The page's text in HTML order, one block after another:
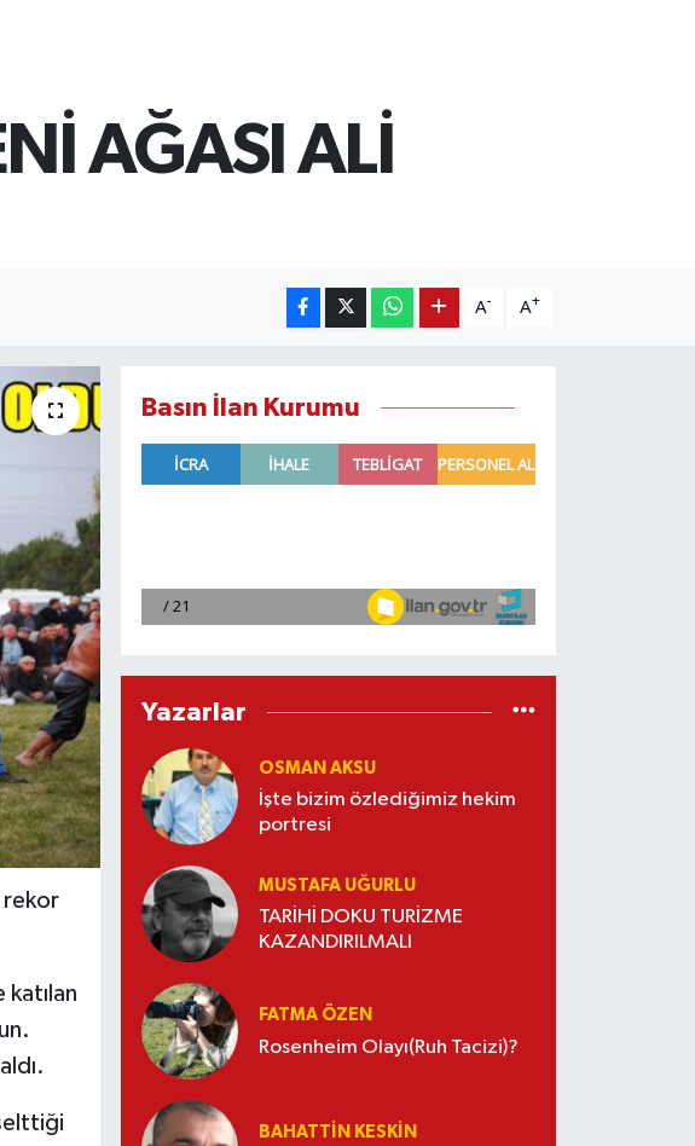
AĞASI ALİ
A- A+
rekor
katılan
Basın İlan Kurumu
Yazarlar
OSMAN AKSU
İşte bizim özlediğimiz hekim
portresi
MUSTAFA UĞURLU
TARİHİ DOKU TURİZME
KAZANDIRILMALI
FATMA ÖZEN
Rosenheim Olayı(Ruh Tacizi)?
BAHATTIN KESKİN